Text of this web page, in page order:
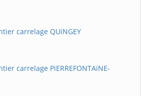
carrelage QUiNGEY
carrelage PiERREFONTAiNE-